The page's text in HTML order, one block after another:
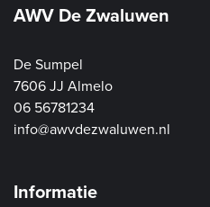
AWV De Zwaluwen
De Sumpel
7606 JJ Almelo
06 56781234
info@awvdezwaluwen.nl
Informatie